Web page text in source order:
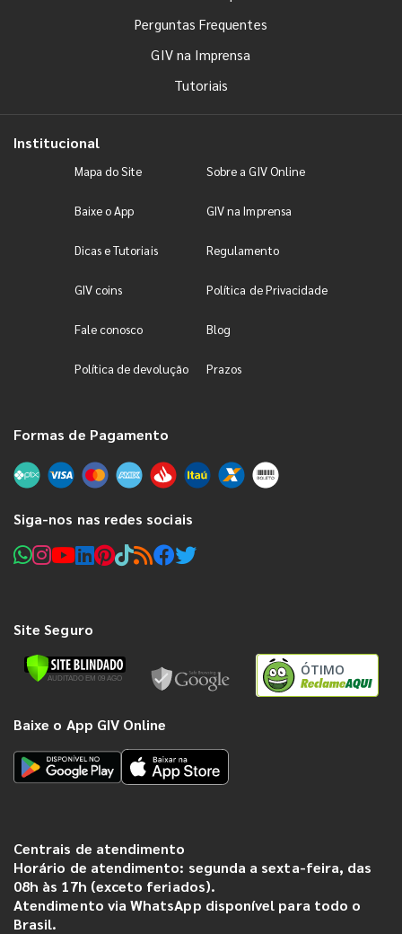
Perguntas Frequentes
GIV na Imprensa
Tutoriais
Institucional
Mapa do Site Sobre a GIV Online
Baixe o App GIV na Imprensa
Dicas e Tutoriais Regulamento
GIV coins Política de Privacidade
Fale conosco Blog
Política de devolução Prazos
Formas de Pagamento
Siga-nos nas redes sociais
Site Seguro
ÓTIMO
Baixe o App GIV Online
Centrais de atendimento
Horário de atendimento: segunda a sexta-feira, das
08h às 17h (exceto feriados).
Atendimento via WhatsApp disponível para todo o
Brasil.